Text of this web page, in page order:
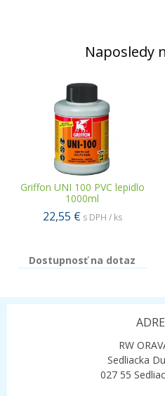
Naposledy
Griffon UNI 100 PVC lepidlo
1000ml
22,55 € s DPH / ks
Dostupnosť na dotaz
RW
Sedliacka
027 55